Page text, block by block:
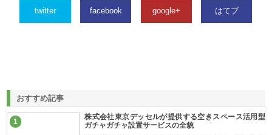
twitter facebook google+ はてブ
おすすめ記事
1
株式会社東京デッセルが提供する空きスペース活用型
ガチャガチャ設置サービスの全貌